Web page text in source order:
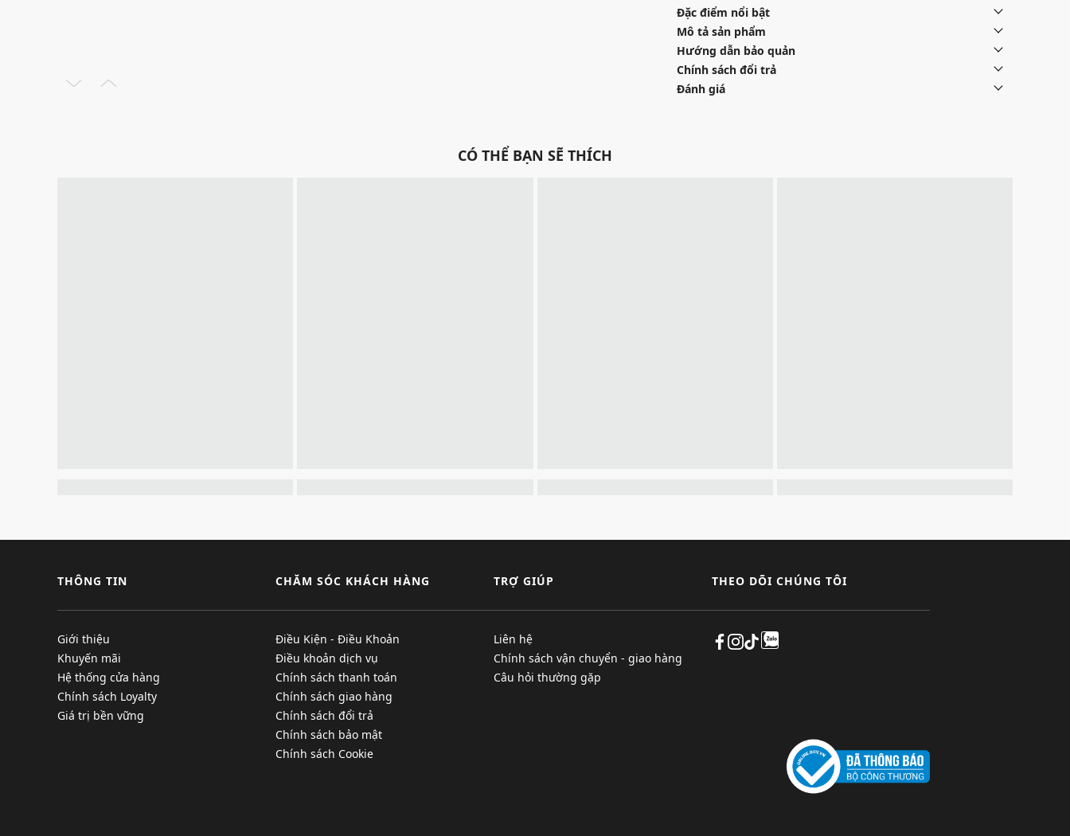
Đặc điểm nổi bật
Mô tả sản phẩm
Hướng dẫn bảo quản
Chính sách đổi trả
Đánh giá
CÓ THỂ BẠN SẼ THÍCH
THÔNG TIN
Giới thiệu
Khuyến mãi
Hệ thống cửa hàng
Chính sách Loyalty
Giá trị bền vững
CHĂM SÓC KHÁCH HÀNG
Điều Kiện - Điều Khoản
Điều khoản dịch vụ
Chính sách thanh toán
Chính sách giao hàng
Chính sách đổi trả
Chính sách bảo mật
Chính sách Cookie
TRỢ GIÚP
Liên hệ
Chính sách vận chuyển - giao hàng
Câu hỏi thường gặp
THEO DÕI CHÚNG TÔI